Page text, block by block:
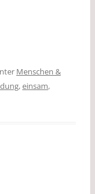
Menschen &
,einsam,